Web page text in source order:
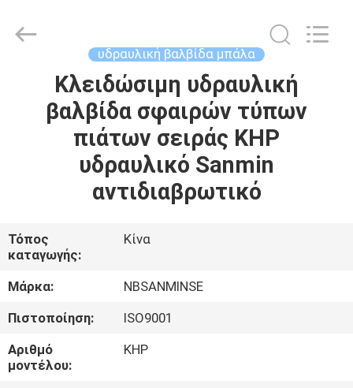
ΠΡΟΪΌΝΤΑ
ΓΎΡΟΣ
ΕΡΓΟΣΤΑΣΊΩΝ
ΠΟΙΟΤΙΚΌΣ
ΈΛΕΓΧΟΣ
Export
υδραυλική βαλβίδα μπάλα
Κλειδώσιμη υδραυλική
βαλβίδα σφαιρών τύπων
πιάτων σειράς KHP
υδραυλικό Sanmin
αντιδιαβρωτικό
Τόπος
καταγωγής:
Κίνα
Μάρκα:
NBSANMINSE
Πιστοποίηση:
ISO9001
Αριθμό
μοντέλου:
KHP